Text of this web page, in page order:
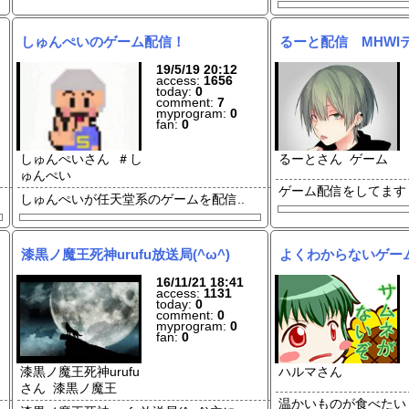
しゅんぺいのゲーム配信！
しゅんぺいさん ＃し
ゅんぺい
19/5/19 20:12
access: 1656
today: 0
comment: 7
myprogram: 0
fan: 0
しゅんぺいが任天堂系のゲームを配信..
るーと配信 MHWI
るーとさん ゲーム
ゲーム配信をしてま
漆黒ノ魔王死神urufu放送局(^ω^)
漆黒ノ魔王死神urufu
さん 漆黒ノ魔王
16/11/21 18:41
access: 1131
today: 0
comment: 0
myprogram: 0
fan: 0
よくわからないゲー
ハルマさん
温かいものが食べたい